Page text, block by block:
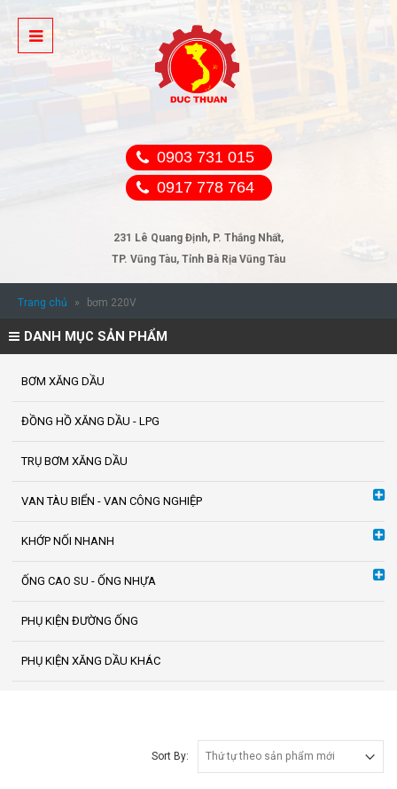
0903 731 015
0917 778 764
231 Lê Quang Định, P. Thắng Nhất,
TP. Vũng Tàu, Tỉnh Bà Rịa Vũng Tàu
Trang chủ » bơm 220V
DANH MỤC SẢN PHẨM
BƠM XĂNG DẦU
ĐỒNG HỒ XĂNG DẦU - LPG
TRỤ BƠM XĂNG DẦU
VAN TÀU BIỂN - VAN CÔNG NGHIỆP
KHỚP NỐI NHANH
ỐNG CAO SU - ỐNG NHỰA
PHỤ KIỆN ĐƯỜNG ỐNG
PHỤ KIỆN XĂNG DẦU KHÁC
Sort By: